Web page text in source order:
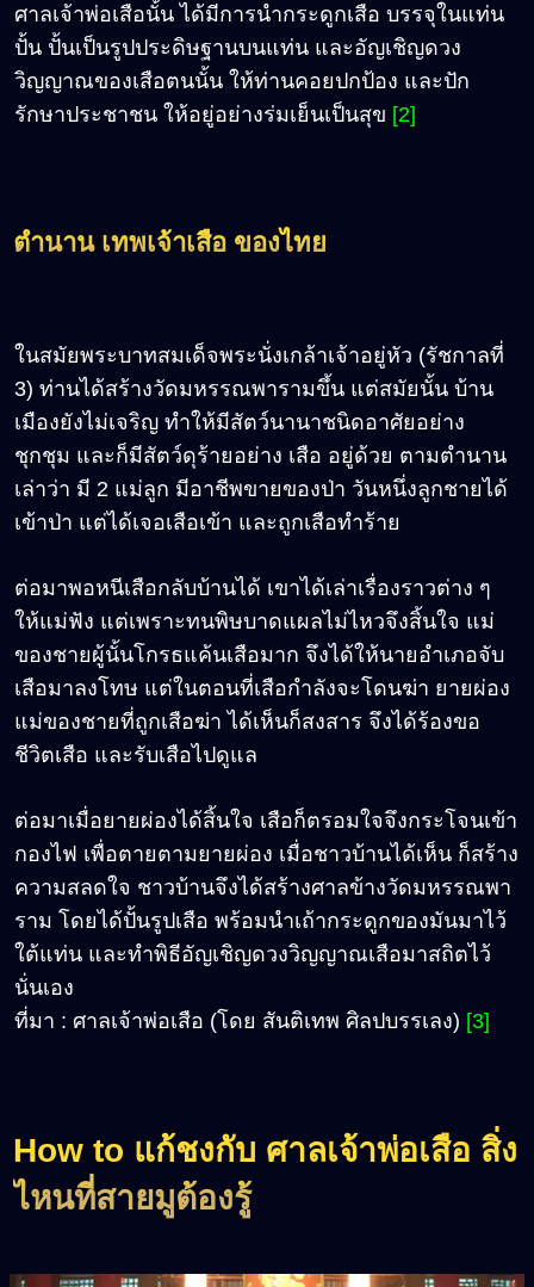
ศาลเจ้าพ่อเสือนั้น ได้มีการนำกระดูกเสือ บรรจุในแท่น
ปั้น ปั้นเป็นรูปประดิษฐานบนแท่น และอัญเชิญดวง
วิญญาณของเสือตนนั้น ให้ท่านคอยปกป้อง และปัก
รักษาประชาชน ให้อยู่อย่างร่มเย็นเป็นสุข [2]
ตำนาน เทพเจ้าเสือ ของไทย
ในสมัยพระบาทสมเด็จพระนั่งเกล้าเจ้าอยู่หัว (รัชกาลที่
3) ท่านได้สร้างวัดมหรรณพารามขึ้น แต่สมัยนั้น บ้าน
เมืองยังไม่เจริญ ทำให้มีสัตว์นานาชนิดอาศัยอย่าง
ชุกชุม และก็มีสัตว์ดุร้ายอย่าง เสือ อยู่ด้วย ตามตำนาน
เล่าว่า มี 2 แม่ลูก มีอาชีพขายของป่า วันหนึ่งลูกชายได้
เข้าป่า แต่ได้เจอเสือเข้า และถูกเสือทำร้าย
ต่อมาพอหนีเสือกลับบ้านได้ เขาได้เล่าเรื่องราวต่าง ๆ
ให้แม่ฟัง แต่เพราะทนพิษบาดแผลไม่ไหวจึงสิ้นใจ แม่
ของชายผู้นั้นโกรธแค้นเสือมาก จึงได้ให้นายอำเภอจับ
เสือมาลงโทษ แต่ในตอนที่เสือกำลังจะโดนฆ่า ยายผ่อง
แม่ของชายที่ถูกเสือฆ่า ได้เห็นก็สงสาร จึงได้ร้องขอ
ชีวิตเสือ และรับเสือไปดูแล
ต่อมาเมื่อยายผ่องได้สิ้นใจ เสือก็ตรอมใจจึงกระโจนเข้า
กองไฟ เพื่อตายตามยายผ่อง เมื่อชาวบ้านได้เห็น ก็สร้าง
ความสลดใจ ชาวบ้านจึงได้สร้างศาลข้างวัดมหรรณพา
ราม โดยได้ปั้นรูปเสือ พร้อมนำเถ้ากระดูกของมันมาไว้
ใต้แท่น และทำพิธีอัญเชิญดวงวิญญาณเสือมาสถิตไว้
นั่นเอง
ที่มา : ศาลเจ้าพ่อเสือ (โดย สันติเทพ ศิลปบรรเลง) [3]
How to แก้ชงกับ ศาลเจ้าพ่อเสือ สิ่ง
ไหนที่สายมูต้องรู้